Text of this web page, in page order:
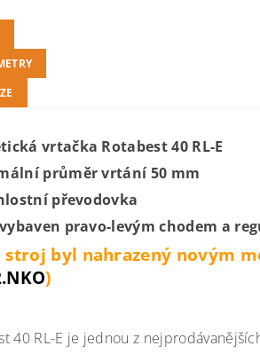
vrtačka Rotabest 40 RL-E
průměr vrtání 50 mm
převodovka
pravo-levým chodem a
byl nahrazený novým
)
40 RL-E je jednou z